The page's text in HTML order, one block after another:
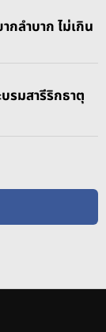
กลำบาก ไม่เกิน
รมสารีริกธาตุ